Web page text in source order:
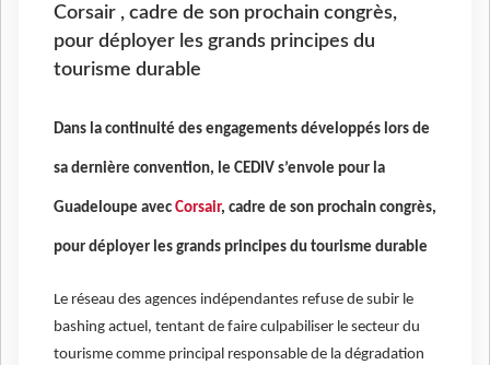
Corsair , cadre de son prochain congrès,
pour déployer les grands principes du
tourisme durable
Dans la continuité des engagements développés lors de
sa dernière convention, le CEDIV s’envole pour la
Guadeloupe avec Corsair, cadre de son prochain congrès,
pour déployer les grands principes du tourisme durable
Le réseau des agences indépendantes refuse de subir le
bashing actuel, tentant de faire culpabiliser le secteur du
tourisme comme principal responsable de la dégradation